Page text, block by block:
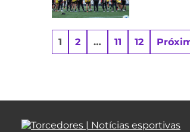
1 2 … 11 12